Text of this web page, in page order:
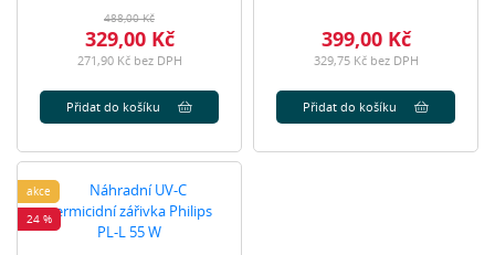
488,00 Kč
329,00 Kč
271,90 Kč bez DPH
Přidat do košíku
399,00 Kč
329,75 Kč bez DPH
Přidat do košíku
akce
24 %